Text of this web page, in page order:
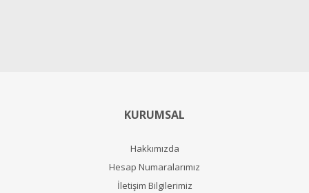
KURUMSAL
Hakkımızda
Hesap Numaralarımız
İletişim Bilgilerimiz